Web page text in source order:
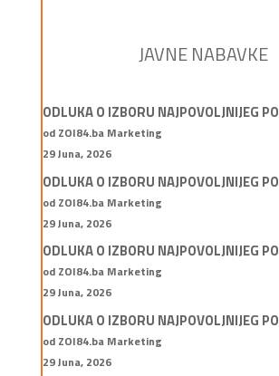
JAVNE NABAVKE
ODLUKA O IZBORU NAJPOVOLJNIJEG
od ZOI84.ba Marketing
29 Juna, 2026
ODLUKA O IZBORU NAJPOVOLJNIJEG
od ZOI84.ba Marketing
29 Juna, 2026
ODLUKA O IZBORU NAJPOVOLJNIJEG
od ZOI84.ba Marketing
29 Juna, 2026
ODLUKA O IZBORU NAJPOVOLJNIJEG
od ZOI84.ba Marketing
29 Juna, 2026